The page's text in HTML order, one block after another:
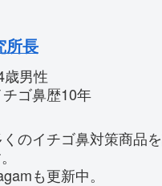
所長
歳男性
チゴ鼻歴10年
のイチゴ鼻対策商品
も更新中。